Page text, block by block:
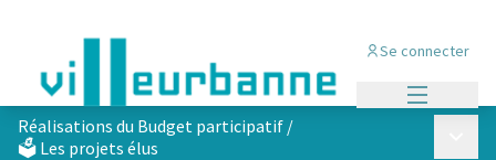
Se connecter
Réalisations du Budget participatif /
🗳️ Les projets élus